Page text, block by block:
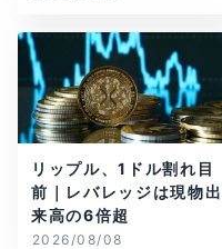
リップル、1ドル割れ目
前｜レバレッジは現物出
来高の6倍超
2026/08/08